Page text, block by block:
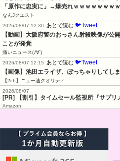
「原作に忠実に」→爆売れｗｗｗｗｗｗｗ
なんJクエスト
2026/08/07 12:30
あとで読む 🐦Tweet
【動画】大阪府警のおっさん射殺映像が公
ことが発覚
痛いニュース(ﾉ∀`)
2026/08/07 12:15
あとで読む 🐦Tweet
【画像】池田エライザ、ぽっちゃりしてし
【2ch】ニュー速クオリティ
2026/08/07
[PR] 【割引】タイムセール監視所『サプリ
Amazon